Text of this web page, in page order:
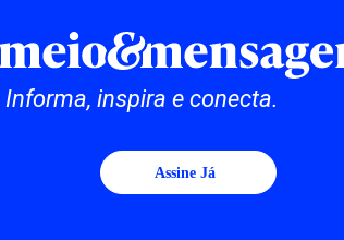
Informa, inspira e conecta.
Assine Já